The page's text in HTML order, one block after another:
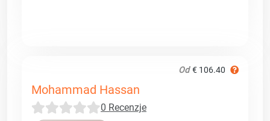
Od € 106.40
Mohammad Hassan
0 Recenzje